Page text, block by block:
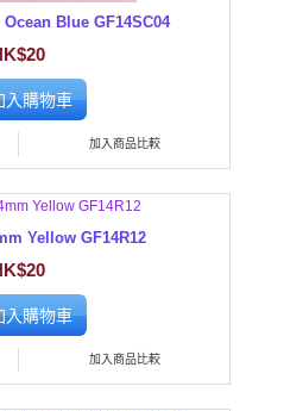
Blue GF14SC04
入購物車
加入商品比較
Yellow GF14R12
入購物車
加入商品比較